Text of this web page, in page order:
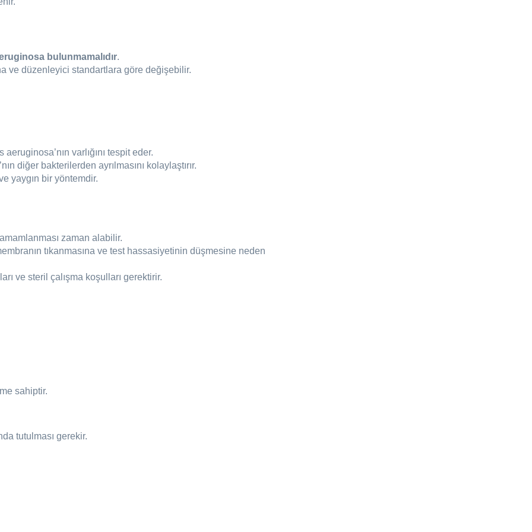
bulunmamalıdır.
ve düzenleyici standartlara göre değişebilir.
varlığını tespit eder.
diğer bakterilerden ayrılmasını kolaylaştırır.
yaygın bir yöntemdir.
zaman alabilir.
tıkanmasına ve test hassasiyetinin düşmesine neden
ve steril çalışma koşulları gerektirir.
sahiptir.
tutulması gerekir.